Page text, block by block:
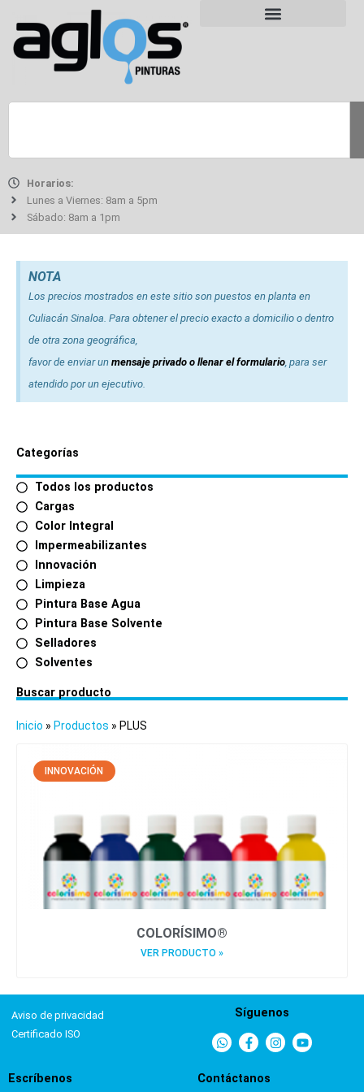
Horarios:
Lunes a Viernes: 8am a 5pm
Sábado: 8am a 1pm
NOTA
Los precios mostrados en este sitio son puestos en planta en
Culiacán Sinaloa. Para obtener el precio exacto a domicilio o dentro
de otra zona geográfica,
favor de enviar un mensaje privado o llenar el formulario, para ser
atendido por un ejecutivo.
Categorías
Todos los productos
Cargas
Color Integral
Impermeabilizantes
Innovación
Limpieza
Pintura Base Agua
Pintura Base Solvente
Selladores
Solventes
Buscar producto
Inicio » Productos » PLUS
INNOVACIÓN
COLORÍSIMO®
VER PRODUCTO »
Aviso de privacidad
Certificado ISO
Síguenos
Escríbenos Contáctanos